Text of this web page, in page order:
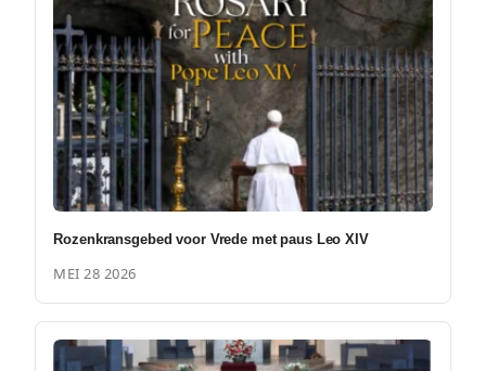
Rozenkransgebed voor Vrede met paus Leo XIV
MEI 28 2026